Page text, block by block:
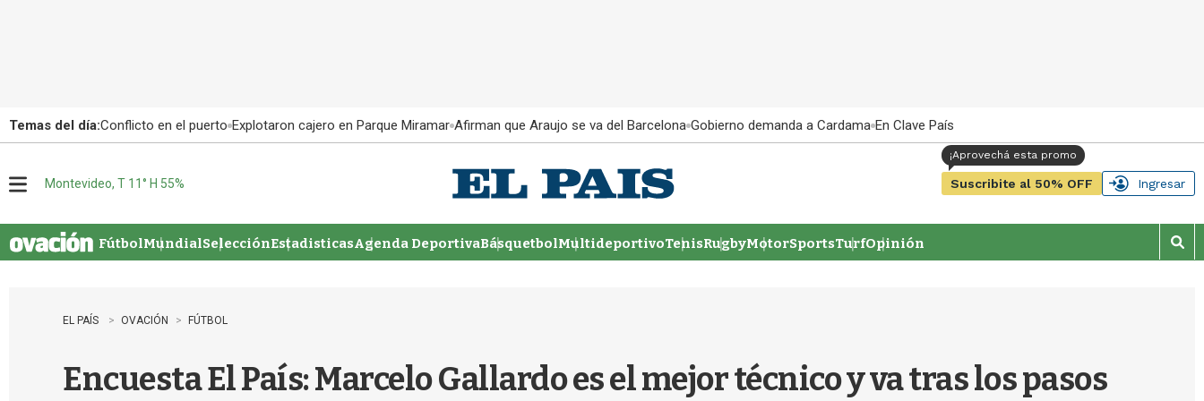
Temas del día:Conflicto en el puerto Explotaron cajero en Parque Miramar Afirman que Araujo se va del Barcelona Gobierno demanda a Cardama En Clave País
u
Montevideo, T 11° H 55% Suscribite al 50% OFF Ingresar
FútbolMundialSelecciónEstadisticasAgenda DeportivaBásquetbolMultideportivoTenisRugbyMotorSportsTurfOpinión
M
o
EL PAÍS OVACIÓN FÚTBOL
Encuesta El País: Marcelo Gallardo es el mejor técnico y va tras los pasos